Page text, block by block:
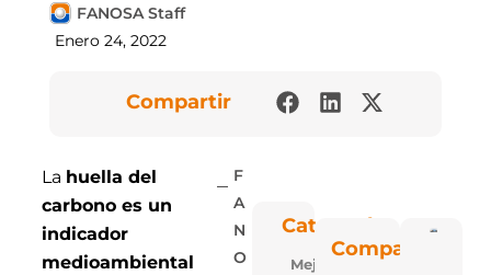
FANOSA Staff
Enero 24, 2022
Compartir
La huella del
carbono es un
indicador
medioambiental
F
A
N
O
Categorías
Mejora
Compartir